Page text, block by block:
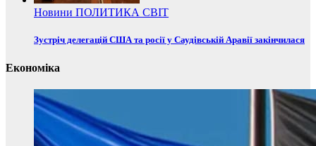
Новини ПОЛИТИКА СВІТ
Зустріч делегацій США та росії у Саудівській Аравії закінчилася
Економіка